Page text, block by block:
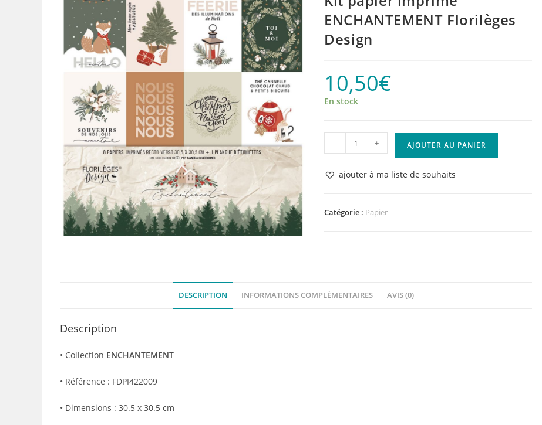
ENCHANTEMENT Florilèges
Design
10,50€
En stock
quantité
de
Kit
papier
ENCHANTEMENT
- + AJOUTER AU PANIER
ajouter à ma liste de souhaits
Catégorie : Papier
DESCRIPTION INFORMATIONS COMPLÉMENTAIRES AVIS (0)
Description
• Collection ENCHANTEMENT
• Référence : FDPI422009
• Dimensions : 30.5 x 30.5 cm